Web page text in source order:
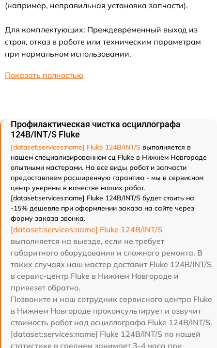
(например, неправильная установка запчасти).
Для комплектующих: Преждевременный выход из
строя, отказ в работе или техническим параметрам
при нормальном использовании.
Показать полностью
Профилактическая чистка осциллографа
124B/INT/S Fluke
[dataset:services:name] Fluke 124B/INT/S выполняется в
нашем специализированном сц Fluke в Нижнем Новгороде
опытными мастерами. На все виды работ и запчасти
предоставляем расширенную гарантию - мы в сервисном
центр уверены в качестве наших работ.
[dataset:services:name] Fluke 124B/INT/S будет стоить на
-15% дешевле при оформлении заказа на сайте через
форму заказа звонка.
[dataset:services:name] Fluke 124B/INT/S
выполняется на выезде, если не требует
габаритного оборудования и сложного ремонта. В
таких случаях наш мастер доставит Fluke 124B/INT/S
в сервис-центр Fluke в Нижнем Новгороде и
привезет обратно.
Позвоните и наш сотрудник сервисного центра Fluke
в Нижнем Новгороде проконсультирует и озвучит
стоимость работ над осциллографа Fluke 124B/INT/S.
[dataset:services:name] Fluke 124B/INT/S по нашей
статистике в среднем занимает 3-4 часа при